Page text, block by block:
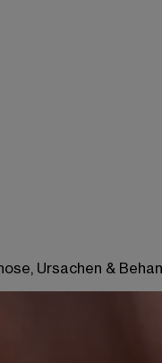
Ursachen &